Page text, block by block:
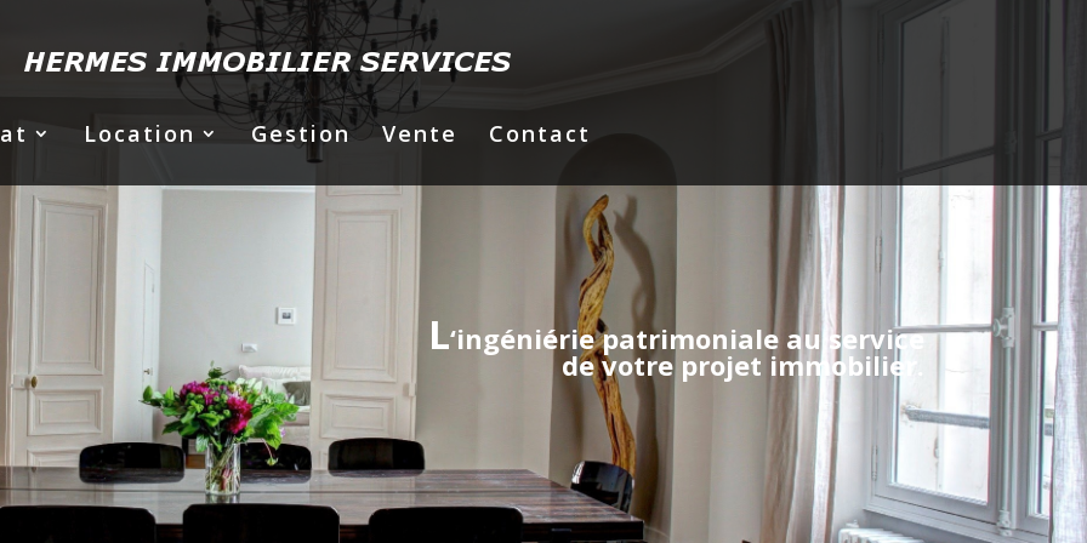
Location Gestion Vente Contact
L‘ingéniérie patrimoniale au service
de votre projet immobilier.